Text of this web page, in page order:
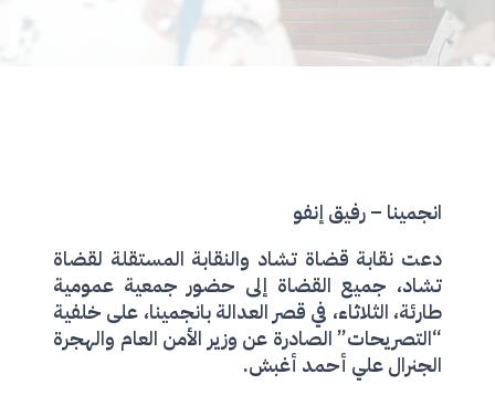
انجمينا – رفيق إنفو
دعت نقابة قضاة تشاد والنقابة المستقلة لقضاة
تشاد، جميع القضاة إلى حضور جمعية عمومية
طارئة، الثلاثاء، في قصر العدالة بانجمينا، على خلفية
“التصريحات” الصادرة عن وزير الأمن العام والهجرة
الجنرال علي أحمد أغبش.